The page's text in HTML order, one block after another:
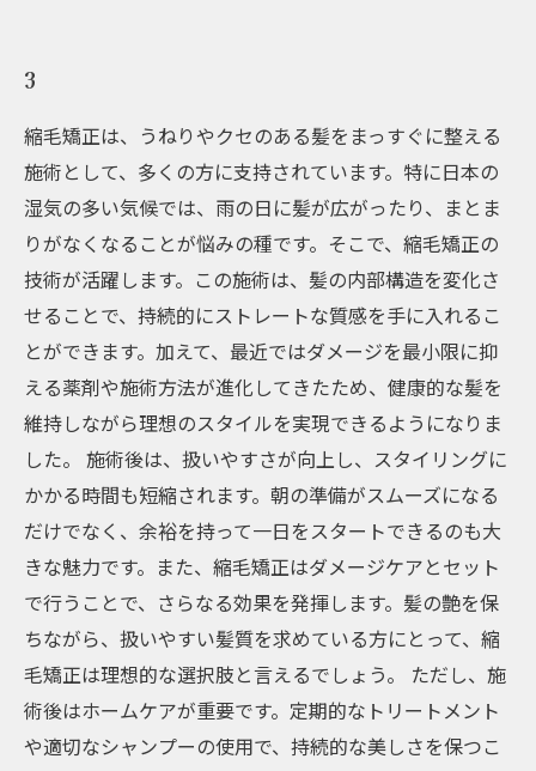
3
縮毛矯正は、うねりやクセのある髪をまっすぐに整える
施術として、多くの方に支持されています。特に日本の
湿気の多い気候では、雨の日に髪が広がったり、まとま
りがなくなることが悩みの種です。そこで、縮毛矯正の
技術が活躍します。この施術は、髪の内部構造を変化さ
せることで、持続的にストレートな質感を手に入れるこ
とができます。加えて、最近ではダメージを最小限に抑
える薬剤や施術方法が進化してきたため、健康的な髪を
維持しながら理想のスタイルを実現できるようになりま
した。 施術後は、扱いやすさが向上し、スタイリングに
かかる時間も短縮されます。朝の準備がスムーズになる
だけでなく、余裕を持って一日をスタートできるのも大
きな魅力です。また、縮毛矯正はダメージケアとセット
で行うことで、さらなる効果を発揮します。髪の艶を保
ちながら、扱いやすい髪質を求めている方にとって、縮
毛矯正は理想的な選択肢と言えるでしょう。 ただし、施
術後はホームケアが重要です。定期的なトリートメント
や適切なシャンプーの使用で、持続的な美しさを保つこ